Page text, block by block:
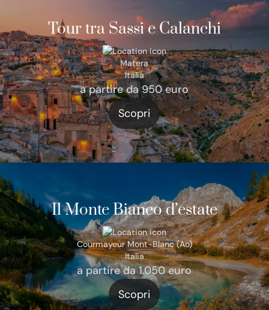
Tour tra Sassi e Calanchi
Matera
Italia
a partire da 950 euro
Scopri
Il Monte Bianco d’estate
Courmayeur Mont-Blanc (Ao)
Italia
a partire da 1.050 euro
Scopri